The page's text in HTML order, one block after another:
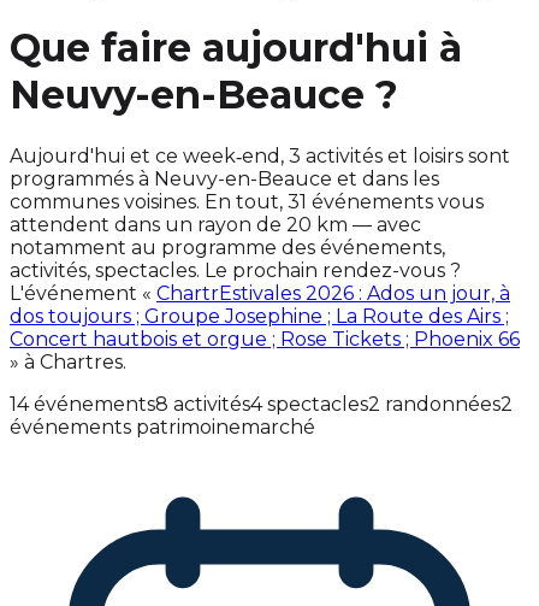
Que faire aujourd'hui à
Neuvy-en-Beauce ?
Aujourd'hui et ce week‑end, 3 activités et loisirs sont
programmés à Neuvy-en-Beauce et dans les
communes voisines. En tout, 31 événements vous
attendent dans un rayon de 20 km — avec
notamment au programme des événements,
activités, spectacles. Le prochain rendez-vous ?
L'événement « ChartrEstivales 2026 : Ados un jour, à
dos toujours ; Groupe Josephine ; La Route des Airs ;
Concert hautbois et orgue ; Rose Tickets ; Phoenix 66
» à Chartres.
14 événements8 activités4 spectacles2 randonnées2
événements patrimoinemarché